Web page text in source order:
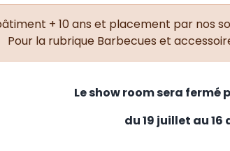
+ 10 ans et placement par nos
Pour la rubrique Barbecues et
Le show room sera fermé
du 19 juillet au